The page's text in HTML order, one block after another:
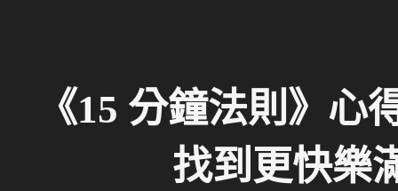
《15 分鐘法則》心
找到更快樂